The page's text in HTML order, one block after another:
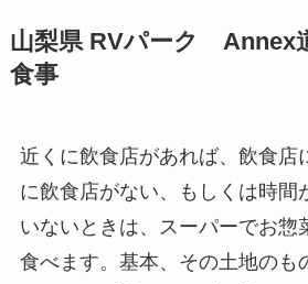
山梨県 RVパーク Annex
食事
近くに飲食店があれば、飲食店
に飲食店がない、もしくは時間
いないときは、スーパーでお惣
食べます。基本、その土地のも